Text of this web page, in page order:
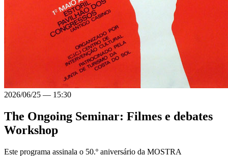
2026/06/25 — 15:30
The Ongoing Seminar: Filmes e debates
Workshop
Este programa assinala o 50.º aniversário da MOSTRA